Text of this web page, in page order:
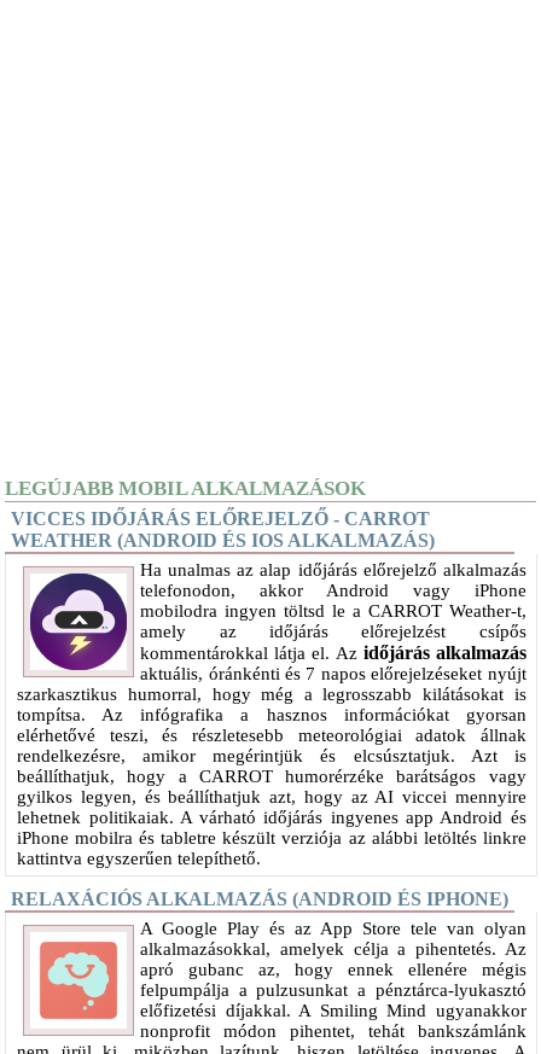
LEGÚJABB MOBIL ALKALMAZÁSOK
VICCES IDŐJÁRÁS ELŐREJELZŐ - CARROT
WEATHER (ANDROID ÉS IOS ALKALMAZÁS)
Ha unalmas az alap időjárás előrejelző alkalmazás
telefonodon, akkor Android vagy iPhone
mobilodra ingyen töltsd le a CARROT Weather-t,
amely az időjárás előrejelzést csípős
kommentárokkal látja el. Az időjárás alkalmazás
aktuális, óránkénti és 7 napos előrejelzéseket nyújt
szarkasztikus humorral, hogy még a legrosszabb kilátásokat is
tompítsa. Az infógrafika a hasznos információkat gyorsan
elérhetővé teszi, és részletesebb meteorológiai adatok állnak
rendelkezésre, amikor megérintjük és elcsúsztatjuk. Azt is
beállíthatjuk, hogy a CARROT humorérzéke barátságos vagy
gyilkos legyen, és beállíthatjuk azt, hogy az AI viccei mennyire
lehetnek politikaiak. A várható időjárás ingyenes app Android és
iPhone mobilra és tabletre készült verziója az alábbi letöltés linkre
kattintva egyszerűen telepíthető.
RELAXÁCIÓS ALKALMAZÁS (ANDROID ÉS IPHONE)
A Google Play és az App Store tele van olyan
alkalmazásokkal, amelyek célja a pihentetés. Az
apró gubanc az, hogy ennek ellenére mégis
felpumpálja a pulzusunkat a pénztárca-lyukasztó
előfizetési díjakkal. A Smiling Mind ugyanakkor
nonprofit módon pihentet, tehát bankszámlánk